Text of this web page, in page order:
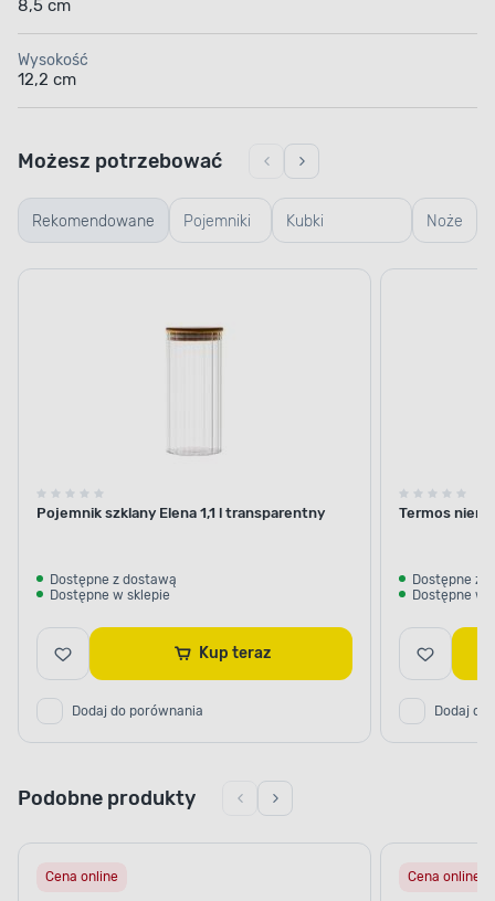
8,5 cm
Wysokość
12,2 cm
Rekomendowane Pojemniki
szklane
Kubki
termiczne i
Noże
Możesz potrzebować
Pojemnik szklany Elena 1,1 l transparentny
Dostępne z dostawą
Dostępne w sklepie
Kup teraz
Dodaj do porównania
Termos
Dostępne z
Dostępne w
Dodaj do
Podobne produkty
Cena online Cena online